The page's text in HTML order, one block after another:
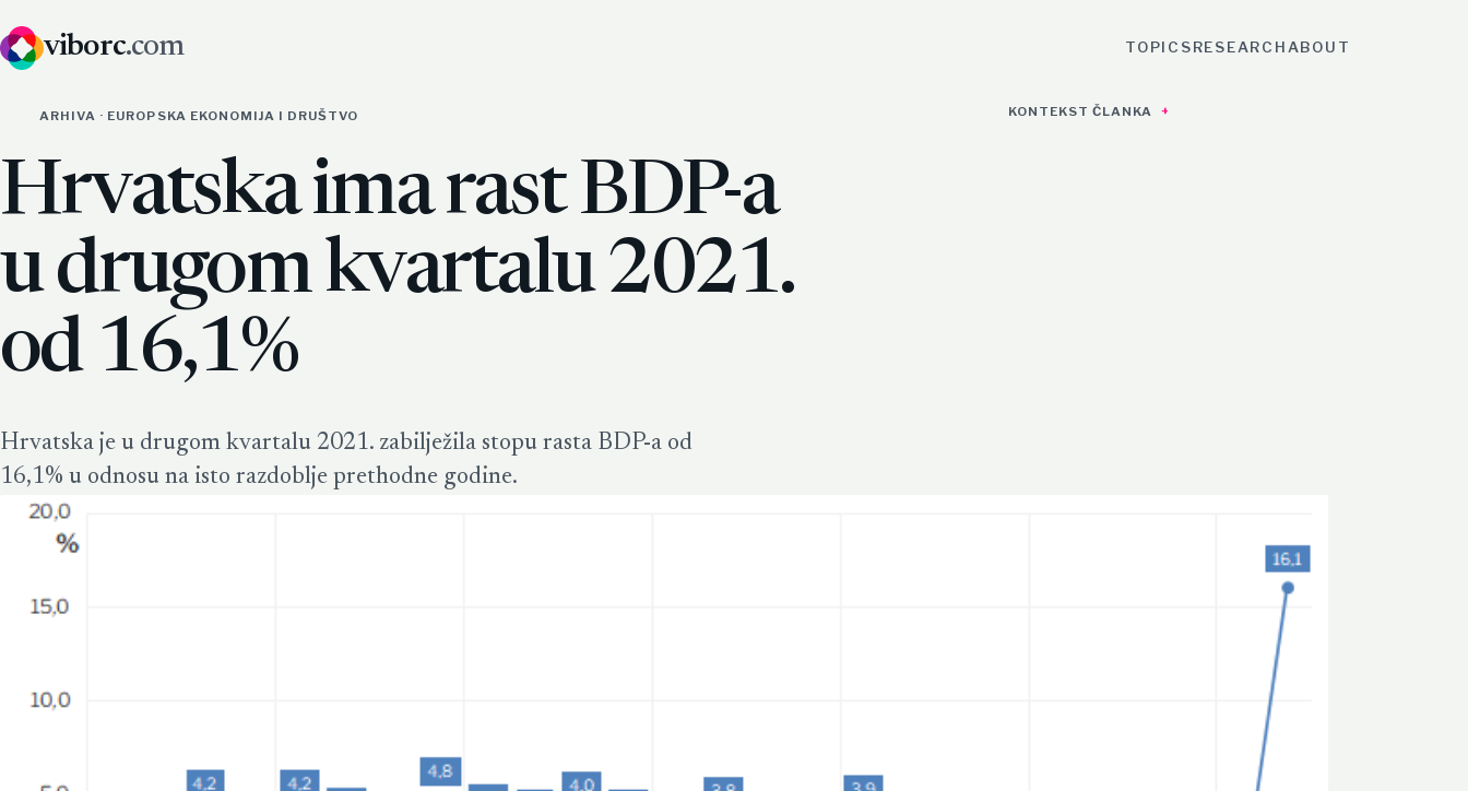
viborc.com TOPICSRESEARCH ABOUT
ARHIVA · EUROPSKA EKONOMIJA I DRUŠTVO
Hrvatska ima rast BDP-a
u drugom kvartalu 2021.
od 16,1%
Hrvatska je u drugom kvartalu 2021. zabilježila stopu rasta BDP-a od
16,1% u odnosu na isto razdoblje prethodne godine.
KONTEKST ČLANKA